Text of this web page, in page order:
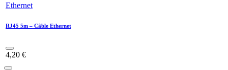
RJ45 5m – Câble Ethernet
4,20 €